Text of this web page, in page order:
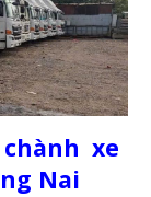
xe
Nai